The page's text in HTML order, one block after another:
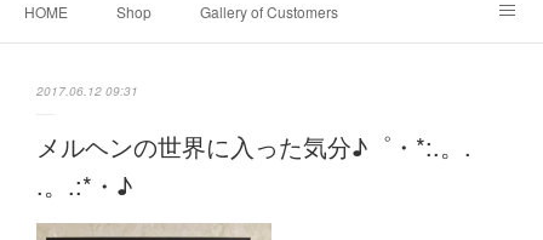
HOME Shop Gallery of Customers
2017.06.12 09:31
メルヘンの世界に入った気分♪゜・*:.。.
.。.:*・♪